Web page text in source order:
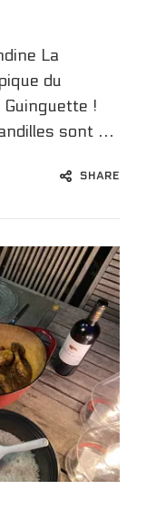
La
du
Guinguette !
sont …
SHARE